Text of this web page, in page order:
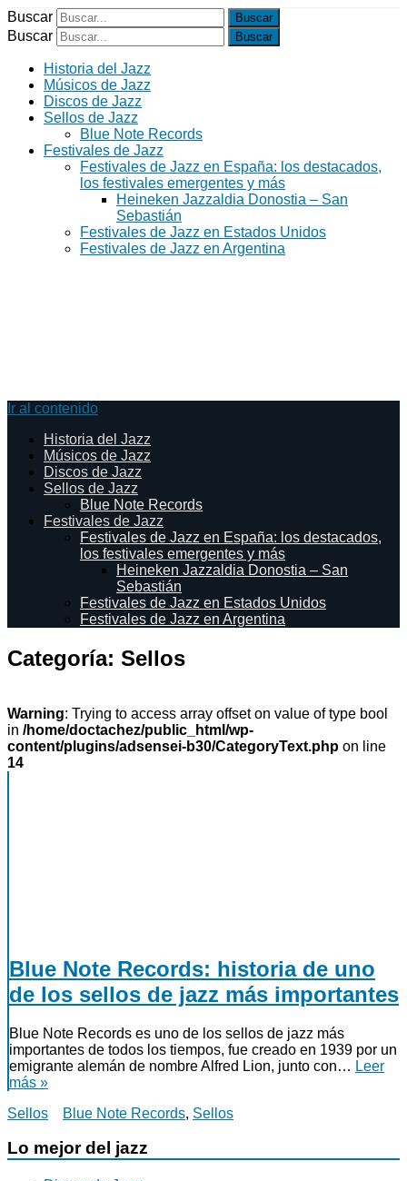
Buscar
Buscar
Historia del Jazz
Músicos de Jazz
Discos de Jazz
Sellos de Jazz
Blue Note Records
Festivales de Jazz
Festivales de Jazz en España: los destacados,
los festivales emergentes y más
Heineken Jazzaldia Donostia – San
Sebastián
Festivales de Jazz en Estados Unidos
Festivales de Jazz en Argentina
Ir al contenido
Historia del Jazz
Músicos de Jazz
Discos de Jazz
Sellos de Jazz
Blue Note Records
Festivales de Jazz
Festivales de Jazz en España: los destacados,
los festivales emergentes y más
Heineken Jazzaldia Donostia – San
Sebastián
Festivales de Jazz en Estados Unidos
Festivales de Jazz en Argentina
Categoría: Sellos
Warning: Trying to access array offset on value of type bool
in /home/doctachez/public_html/wp-
content/plugins/adsensei-b30/CategoryText.php on line
14
Blue Note Records: historia de uno
de los sellos de jazz más importantes
Blue Note Records es uno de los sellos de jazz más
importantes de todos los tiempos, fue creado en 1939 por un
emigrante alemán de nombre Alfred Lion, junto con… Leer
más »
Sellos
Blue Note Records, Sellos
Lo mejor del jazz